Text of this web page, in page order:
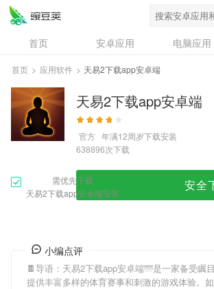
首页 安卓应用 电脑应用
资讯
专题
问答
首页 > 应用软件 > 天易2下载app安卓端
天易2下载app安卓端
官方 年满12周岁下载安装
638896次下载
需优先下载
天易2下载app安卓端安装
安全
小编点评
🍫导语： 天易2下载app安卓端🌁是一家备受瞩
提供丰富多样的体育赛事和刺激的游戏体验。